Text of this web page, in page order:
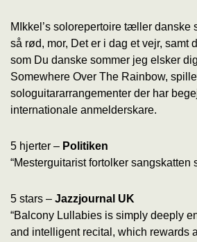
MIkkel’s solorepertoire tæller danske
så rød, mor, Det er i dag et vejr, samt
som Du danske sommer jeg elsker
Somewhere Over The Rainbow,
sologuitararrangementer der har
internationale anmelderskare.
5 hjerter – Politiken
“Mesterguitarist fortolker sangskatten
5 stars – Jazzjournal UK
“Balcony Lullabies is simply deeply
and intelligent recital, which rewards